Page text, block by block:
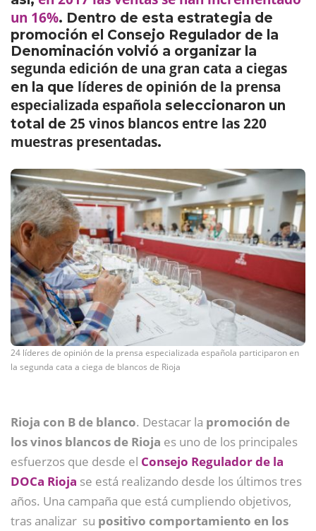
un 16%. Dentro de esta estrategia de
promoción el Consejo Regulador de la
Denominación volvió a organizar la
segunda edición de una gran cata a ciegas
en la que líderes de opinión de la prensa
especializada española seleccionaron un
total de 25 vinos blancos entre las 220
muestras presentadas.
24 líderes de opinión de la prensa especializada española participaron en
la segunda cata a ciega de blancos de Rioja
Rioja con B de blanco. Destacar la promoción de
los vinos blancos de Rioja es uno de los principales
esfuerzos que desde el Consejo Regulador de la
DOCa Rioja se está realizando desde los últimos tres
años. Una campaña que está cumpliendo objetivos,
tras analizar su positivo comportamiento en los